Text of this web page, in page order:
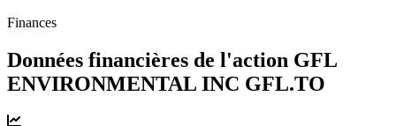
Finances
Données financières de l'action GFL
ENVIRONMENTAL INC GFL.TO